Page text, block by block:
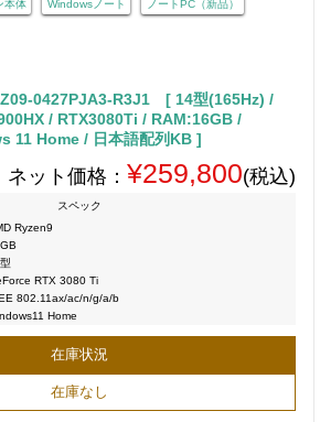
本体 Windowsノート ノートPC（新品）
0427PJA3-R3J1 [ 14型(165Hz) /
/ RTX3080Ti / RAM:16GB /
11 Home / 日本語配列KB ]
ネット価格： ¥259,800(税込)
スペック
Ryzen9
RTX 3080 Ti
802.11ax/ac/n/g/a/b
Home
在庫状況
在庫なし